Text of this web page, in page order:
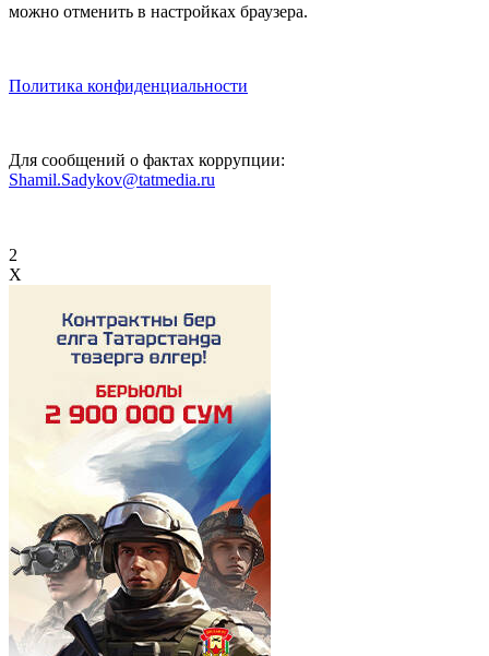
можно отменить в настройках браузера.
Политика конфиденциальности
Для сообщений о фактах коррупции:
Shamil.Sadykov@tatmedia.ru
2
X